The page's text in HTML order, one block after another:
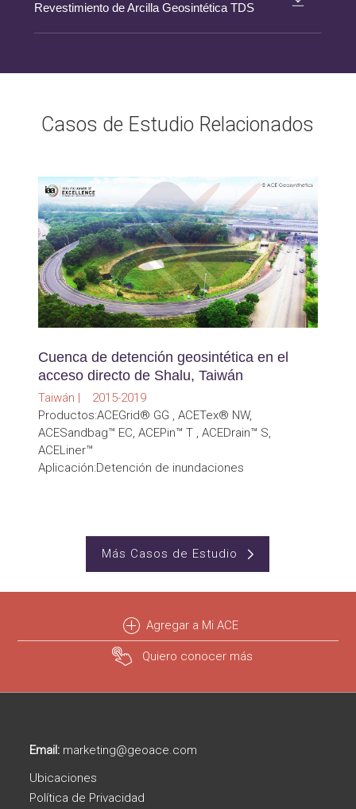
Revestimiento de Arcilla Geosintética TDS
Casos de Estudio Relacionados
Cuenca de detención geosintética en el
acceso directo de Shalu, Taiwán
Taiwán | 2015-2019
Productos:ACEGrid® GG , ACETex® NW,
ACESandbag™ EC, ACEPin™ T , ACEDrain™ S,
ACELiner™
Aplicación:Detención de inundaciones
Más Casos de Estudio
Agregar a Mi ACE
Quiero conocer más
Email: marketing@geoace.com
Ubicaciones
Política de Privacidad